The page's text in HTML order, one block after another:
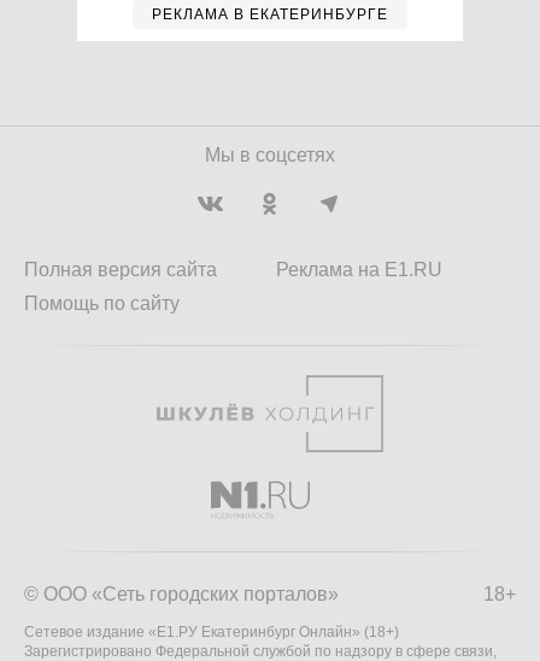
РЕКЛАМА В ЕКАТЕРИНБУРГЕ
Мы в соцсетях
Полная версия сайта
Помощь по сайту
Реклама на E1.RU
18+
© ООО «Сеть городских порталов»
Сетевое издание «Е1.РУ Екатеринбург Онлайн» (18+)
Зарегистрировано Федеральной службой по надзору в сфере связи,